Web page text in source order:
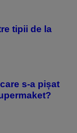
tipii de la
s-a pișat